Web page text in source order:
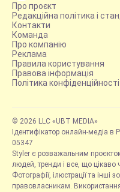
Про проєкт
Редакційна політика і
Контакти
Команда
Про компанію
Реклама
Правила користування
Правова інформація
Політика конфіденційності
© 2026 LLC «UBT MEDIA»
Ідентифікатор онлайн-медіа в
05347
Styler є розважальним
людей, тренди і все, що цікаво
Фотографії, ілюстрації та інші
правовласникам.